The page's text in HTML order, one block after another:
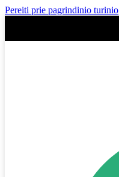
Pereiti prie pagrindinio turinio